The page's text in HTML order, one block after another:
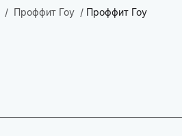
Проффит Гоу Проффит Гоу